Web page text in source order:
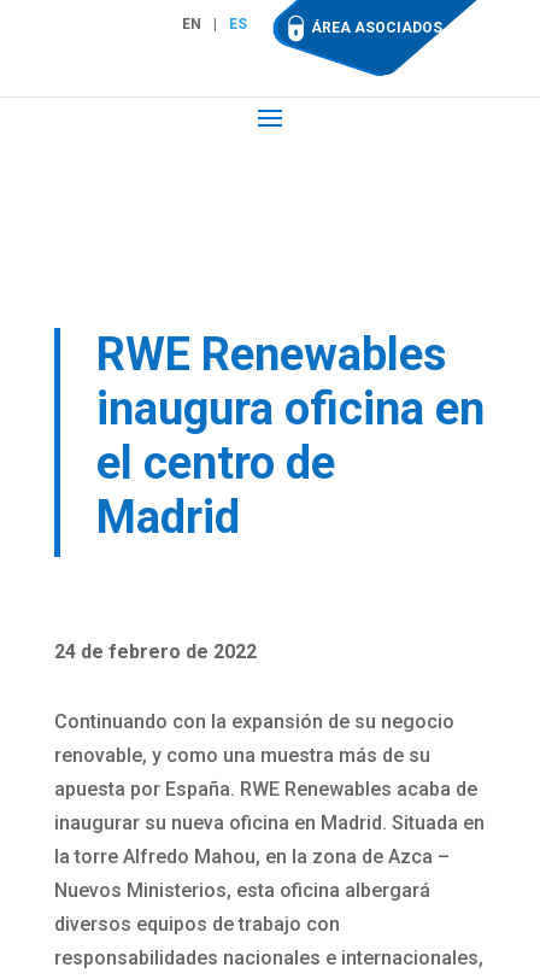
EN ES ÁREA ASOCIADOS
RWE Renewables
inaugura oficina en
el centro de
Madrid
24 de febrero de 2022
Continuando con la expansión de su negocio
renovable, y como una muestra más de su
apuesta por España. RWE Renewables acaba de
inaugurar su nueva oficina en Madrid. Situada en
la torre Alfredo Mahou, en la zona de Azca –
Nuevos Ministerios, esta oficina albergará
diversos equipos de trabajo con
responsabilidades nacionales e internacionales,